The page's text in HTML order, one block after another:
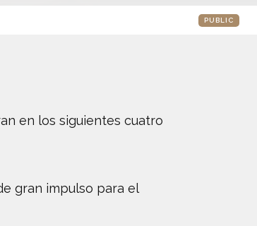
PUBLIC
en los siguientes cuatro
gran impulso para el